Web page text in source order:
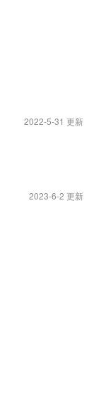
2022-5-31 更新
2023-6-2 更新